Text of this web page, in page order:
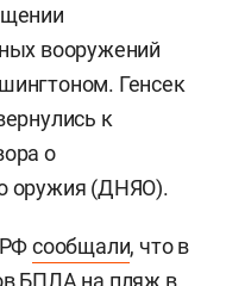
вооружений
Генсек
к
о
оружия (ДНЯО).
РФсообщали, что в
БПЛА на пляж в